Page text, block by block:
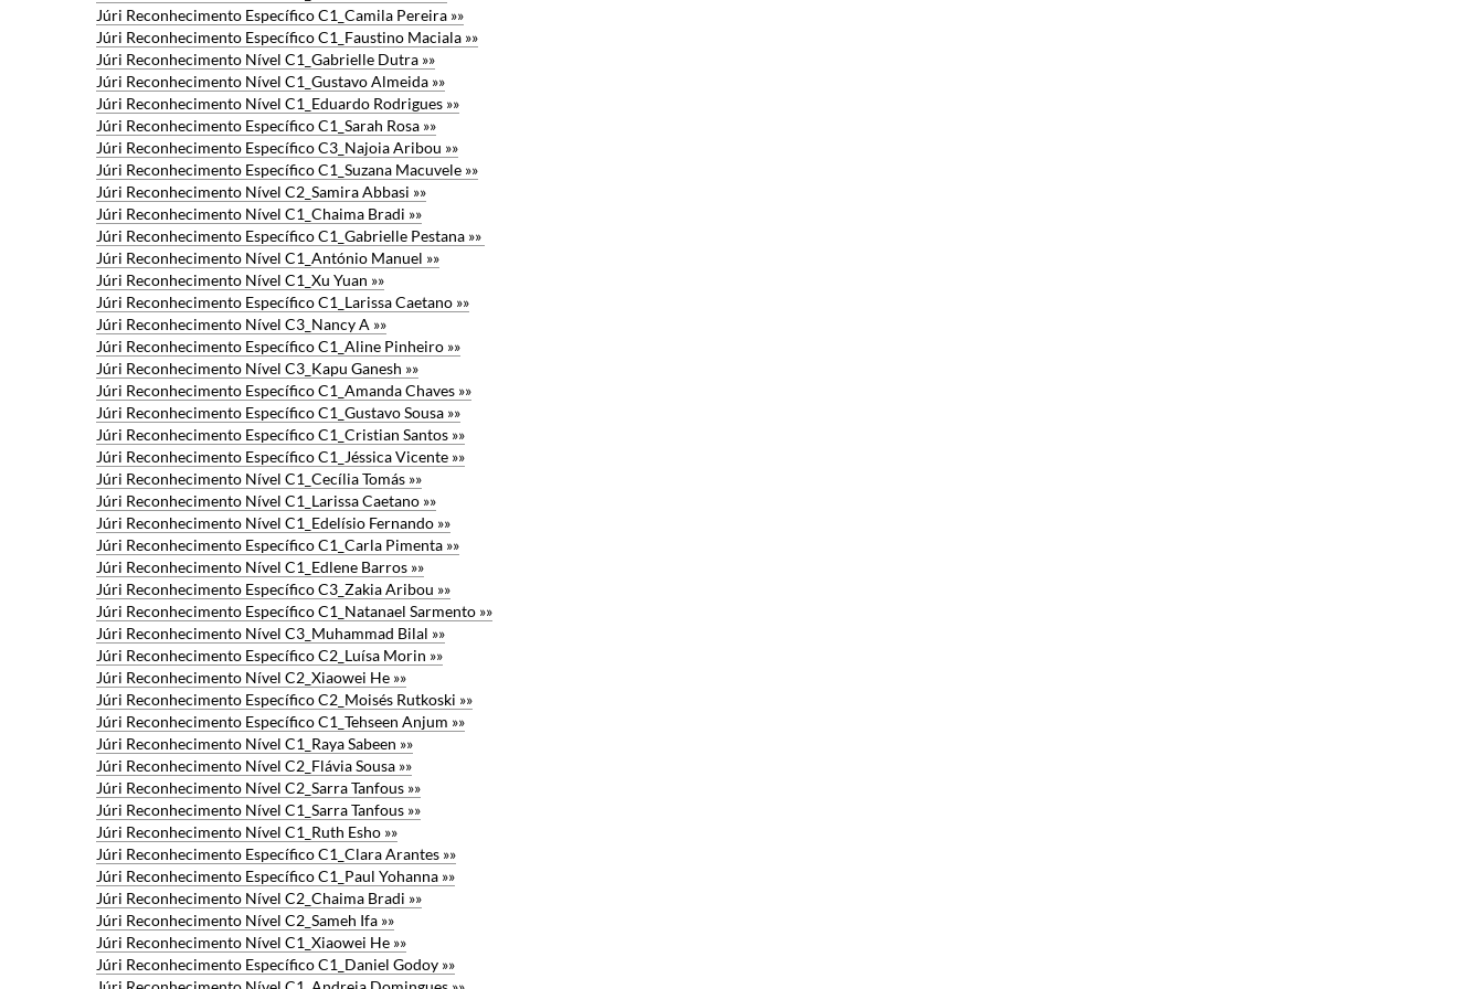
Júri Reconhecimento Específico C1_Camila Pereira »»
Júri Reconhecimento Específico C1_Faustino Maciala »»
Júri Reconhecimento Nível C1_Gabrielle Dutra »»
Júri Reconhecimento Nível C1_Gustavo Almeida »»
Júri Reconhecimento Nível C1_Eduardo Rodrigues »»
Júri Reconhecimento Específico C1_Sarah Rosa »»
Júri Reconhecimento Específico C3_Najoia Aribou »»
Júri Reconhecimento Específico C1_Suzana Macuvele »»
Júri Reconhecimento Nível C2_Samira Abbasi »»
Júri Reconhecimento Nível C1_Chaima Bradi »»
Júri Reconhecimento Específico C1_Gabrielle Pestana »»
Júri Reconhecimento Nível C1_António Manuel »»
Júri Reconhecimento Nível C1_Xu Yuan »»
Júri Reconhecimento Específico C1_Larissa Caetano »»
Júri Reconhecimento Nível C3_Nancy A »»
Júri Reconhecimento Específico C1_Aline Pinheiro »»
Júri Reconhecimento Nível C3_Kapu Ganesh »»
Júri Reconhecimento Específico C1_Amanda Chaves »»
Júri Reconhecimento Específico C1_Gustavo Sousa »»
Júri Reconhecimento Específico C1_Cristian Santos »»
Júri Reconhecimento Específico C1_Jéssica Vicente »»
Júri Reconhecimento Nível C1_Cecília Tomás »»
Júri Reconhecimento Nível C1_Larissa Caetano »»
Júri Reconhecimento Nível C1_Edelísio Fernando »»
Júri Reconhecimento Específico C1_Carla Pimenta »»
Júri Reconhecimento Nível C1_Edlene Barros »»
Júri Reconhecimento Específico C3_Zakia Aribou »»
Júri Reconhecimento Específico C1_Natanael Sarmento »»
Júri Reconhecimento Nível C3_Muhammad Bilal »»
Júri Reconhecimento Específico C2_Luísa Morin »»
Júri Reconhecimento Nível C2_Xiaowei He »»
Júri Reconhecimento Específico C2_Moisés Rutkoski »»
Júri Reconhecimento Específico C1_Tehseen Anjum »»
Júri Reconhecimento Nível C1_Raya Sabeen »»
Júri Reconhecimento Nível C2_Flávia Sousa »»
Júri Reconhecimento Nível C2_Sarra Tanfous »»
Júri Reconhecimento Nível C1_Sarra Tanfous »»
Júri Reconhecimento Nível C1_Ruth Esho »»
Júri Reconhecimento Específico C1_Clara Arantes »»
Júri Reconhecimento Específico C1_Paul Yohanna »»
Júri Reconhecimento Nível C2_Chaima Bradi »»
Júri Reconhecimento Nível C2_Sameh Ifa »»
Júri Reconhecimento Nível C1_Xiaowei He »»
Júri Reconhecimento Específico C1_Daniel Godoy »»